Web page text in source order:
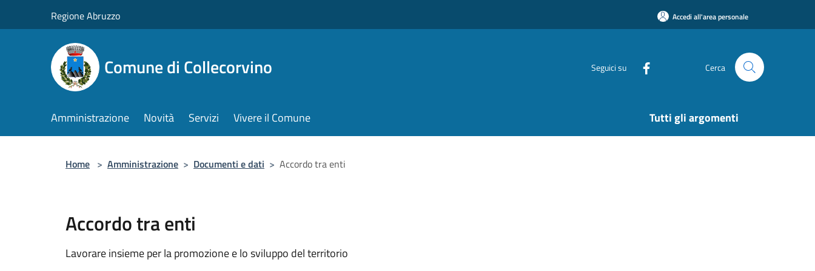
Regione Abruzzo Accedi all'area personale
Comune di Collecorvino Seguici su Cerca
Amministrazione Novità Servizi Vivere il Comune Tutti gli argomenti
Home > Amministrazione > Documenti e dati > Accordo tra enti
Accordo tra enti
Lavorare insieme per la promozione e lo sviluppo del territorio